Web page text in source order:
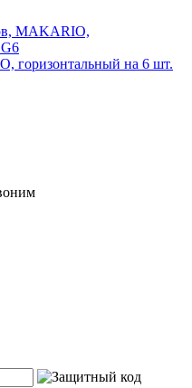
горизонтальный на 6 шт.